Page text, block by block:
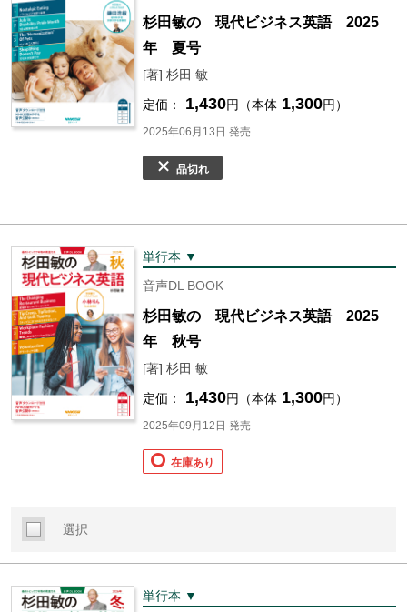
杉田敏の 現代ビジネス英語 2025
年 夏号
[著] 杉田 敏
定価： 1,430円（本体 1,300円）
2025年06月13日 発売
品切れ
単行本 ▼
音声DL BOOK
杉田敏の 現代ビジネス英語 2025
年 秋号
[著] 杉田 敏
定価： 1,430円（本体 1,300円）
2025年09月12日 発売
在庫あり
選択
単行本 ▼